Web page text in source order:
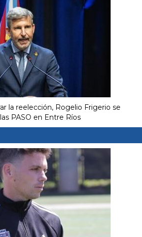
la reelección, Rogelio Frigerio se
PASO en Entre Ríos